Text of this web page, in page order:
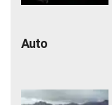
Auto